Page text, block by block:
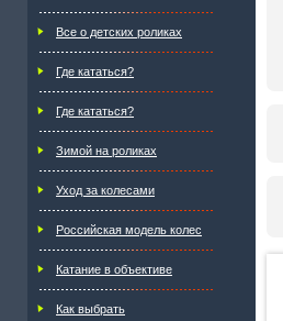
Все о детских роликах
Где кататься?
Где кататься?
Зимой на роликах
Уход за колесами
Российская модель колес
Катание в объективе
Как выбрать